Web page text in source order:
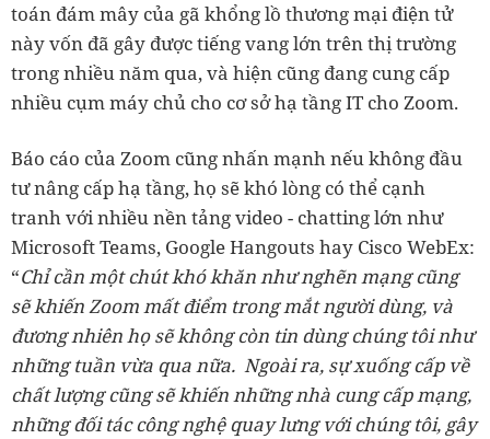
toán đám mây của gã khổng lồ thương mại điện tử
này vốn đã gây được tiếng vang lớn trên thị trường
trong nhiều năm qua, và hiện cũng đang cung cấp
nhiều cụm máy chủ cho cơ sở hạ tầng IT cho Zoom.
Báo cáo của Zoom cũng nhấn mạnh nếu không đầu
tư nâng cấp hạ tầng, họ sẽ khó lòng có thể cạnh
tranh với nhiều nền tảng video - chatting lớn như
Microsoft Teams, Google Hangouts hay Cisco WebEx:
“Chỉ cần một chút khó khăn như nghẽn mạng cũng
sẽ khiến Zoom mất điểm trong mắt người dùng, và
đương nhiên họ sẽ không còn tin dùng chúng tôi như
những tuần vừa qua nữa. Ngoài ra, sự xuống cấp về
chất lượng cũng sẽ khiến những nhà cung cấp mạng,
những đối tác công nghệ quay lưng với chúng tôi, gây